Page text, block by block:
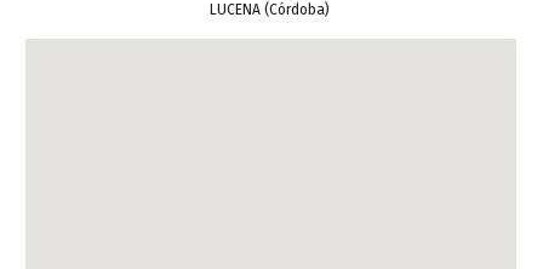
LUCENA (Córdoba)